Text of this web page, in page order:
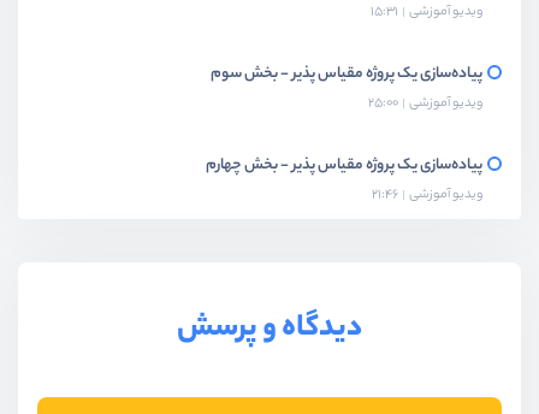
ویدیو آموزشی 15:31
پیاده‌سازی یک پروژه مقیاس پذیر - بخش سوم
ویدیو آموزشی 25:00
پیاده‌سازی یک پروژه مقیاس پذیر - بخش چهارم
ویدیو آموزشی 21:46
دیدگاه و پرسش